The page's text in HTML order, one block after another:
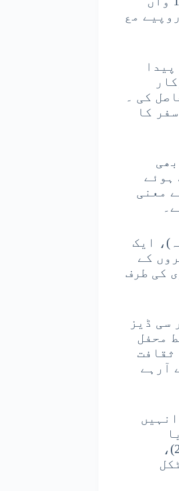
ٹرسٹ کی جانب سے 25 ہزار روپیے مع
پیدا
کی ۔
کا
ہوئے
معنی
ایک
کے
کی طرف
سی ڈیز
محفل
ثقافت
آرہے
کونکنی پریشد (2002)، بھٹکل مسلم جماعت، بنگلور (2006)،
اور بھٹکل